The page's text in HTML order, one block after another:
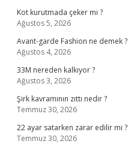
Kot kurutmada çeker mi ?
Ağustos 5, 2026
Avant-garde Fashion ne demek ?
Ağustos 4, 2026
33M nereden kalkıyor ?
Ağustos 3, 2026
Şirk kavramının zıttı nedir ?
Temmuz 30, 2026
22 ayar satarken zarar edilir mi ?
Temmuz 30, 2026